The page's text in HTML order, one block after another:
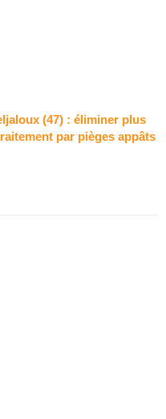
(47) : éliminer plus
par pièges appâts